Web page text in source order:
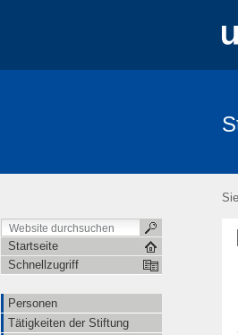
Startseite
Schnellzugriff
Personen
Tätigkeiten der Stiftung